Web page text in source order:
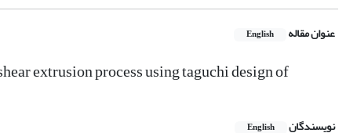
عنوان مقاله English
extrusion process using taguchi design of
نویسندگان English